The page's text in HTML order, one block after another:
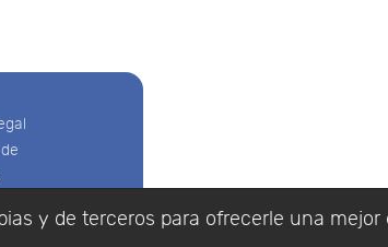
y de terceros para ofrecerle una